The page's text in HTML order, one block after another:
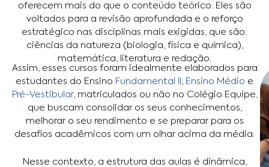
oferecem mais do que o conteúdo teórico. Eles são
voltados para a revisão aprofundada e o reforço
estratégico nas disciplinas mais exigidas, que são:
ciências da natureza (biologia, física e química),
matemática, literatura e redação.
Assim, esses cursos foram idealmente elaborados para
estudantes do Ensino Fundamental II Ensino Médio e
Pré-Vestibular, matriculados ou não no Colégio Equipe,
que buscam consolidar os seus conhecimentos,
melhorar o seu rendimento e se preparar para os
desafios acadêmicos com um olhar acima da média.
Nesse contexto, a estrutura das aulas é dinâmica,